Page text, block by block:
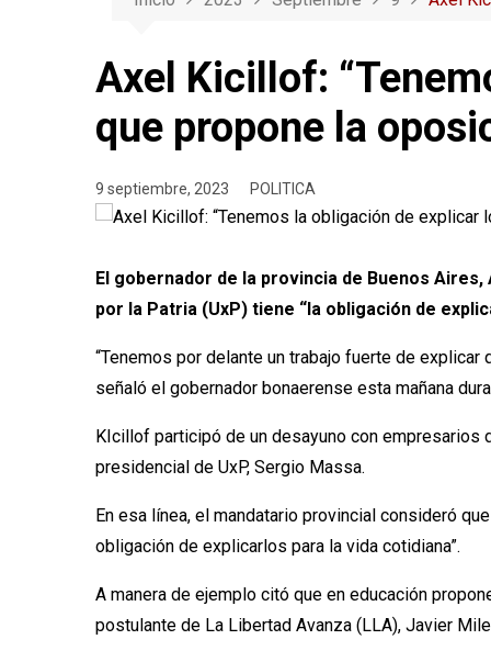
Axel Kicillof:
que propone la
9 septiembre, 2023 POLITICA
El gobernador de la provincia de Buenos
por la Patria (UxP) tiene “la obligación de
“Tenemos por delante un trabajo fuerte de explicar
señaló el gobernador bonaerense esta mañana
KIcillof participó de un desayuno con empresarios
presidencial de UxP, Sergio Massa.
En esa línea, el mandatario provincial consideró
obligación de explicarlos para la vida cotidiana”.
A manera de ejemplo citó que en educación
postulante de La Libertad Avanza (LLA), Javier